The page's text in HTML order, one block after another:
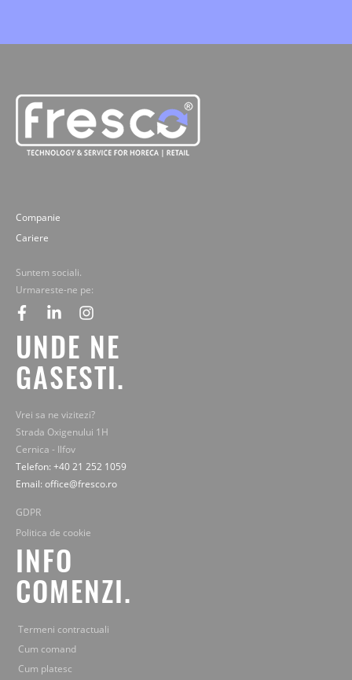
pe
mail.
Companie
Cariere
Suntem sociali.
Urmareste-ne pe:
facebook
linkedininstagram
UNDE NE
GASESTI.
Vrei sa ne vizitezi?
Strada Oxigenului 1H
Cernica - Ilfov
Telefon: +40 21 252 1059
Email: office@fresco.ro
GDPR
Politica de cookie
INFO
COMENZI.
Termeni contractuali
Cum comand
Cum platesc